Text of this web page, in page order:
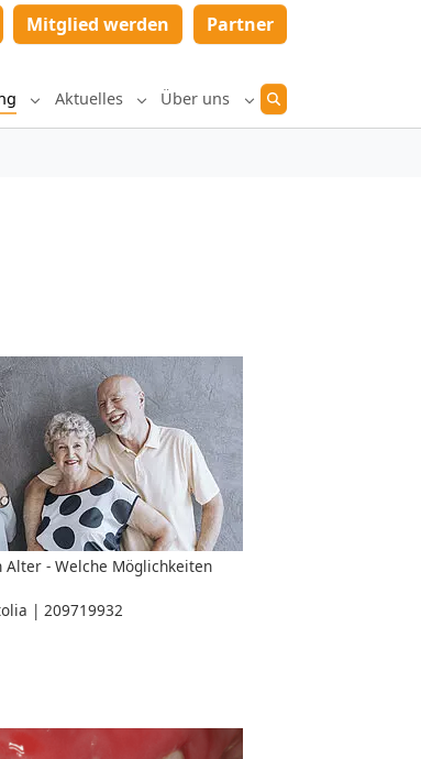
Mitglied werden Partner
"Diagnostik und Therapie"
Submenu for "Beratung"
Aktuelles Submenu for "Aktuelles"
Über uns Submenu for "Über
Alter - Welche Möglichkeiten
| 209719932